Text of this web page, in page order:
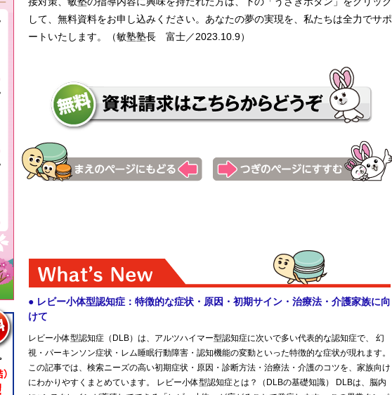
して、無料資料をお申し込みください。あなたの夢の実現を、私たちは全力でサポ
ートいたします。（敏塾塾長 富士／2023.10.9）